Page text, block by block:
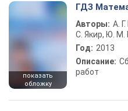
показать
обложку
ГДЗ
Авторы: А.
С. Якир, Ю. М.
Год: 2013
Описание:
работ